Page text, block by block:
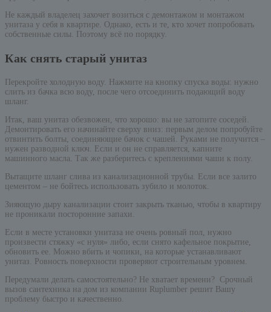
Не каждый владелец захочет возиться с демонтажом и монтажом
унитаза у себя в квартире. Однако, есть и те, кто хочет попробовать
собственные силы. Поэтому всё по порядку.
Как снять старый унитаз
Перекройте холодную воду. Нажмите на кнопку спуска воды: нужно
слить из бачка всю воду, после чего отсоединить подающий воду
шланг.
Итак, ваш унитаз обезвожен, что хорошо: вы не затопите соседей.
Демонтировать его начинайте сверху вниз: первым делом попробуйте
отвинтить болты, соединяющие бачок с чашей. Руками не получится –
нужен разводной ключ. Если и он не справляется, капните
машинного масла. Так же разберитесь с креплениями чаши к полу.
Вытащите шланг слива из канализационной трубы. Если все залито
цементом – не бойтесь использовать зубило и молоток.
Зияющую дыру канализации стоит закрыть тканью, чтобы в квартиру
не проникали посторонние запахи.
Если в месте установки унитаза не очень ровный пол, нужно
произвести стяжку «с нуля» либо, если снято кафельное покрытие,
обновить ее. Можно вбить и чопики, на которые устанавливают
унитаз. Ровность поверхности проверяют строительным уровнем.
Передумали делать самостоятельно? Не хватает времени? Срочный
вызов сантехника на дом из компании Ruplumber решит Вашу
проблему быстро и качественно.